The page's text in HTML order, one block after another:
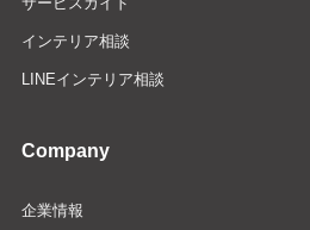
インテリア相談
LINEインテリア相談
Company
企業情報